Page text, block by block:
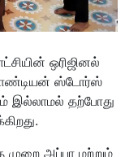
ஒரிஜினல்
பாண்டியன் ஸ்டோர்ஸ்
இல்லாமல் தற்போது
அப்பா மற்றும்